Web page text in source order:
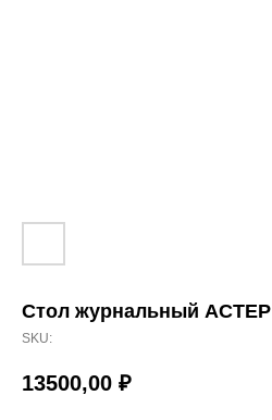
Стол журнальный АСТЕР
SKU:
13500,00 ₽